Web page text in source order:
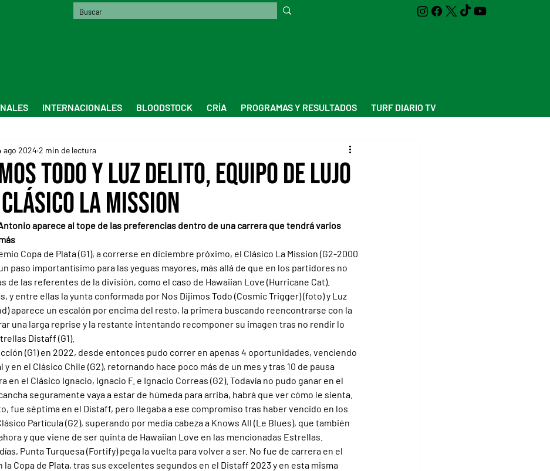
INTERNACIONALES BLOODSTOCK CRÍA PROGRAMAS Y RESULTADOS TURF DIARIO TV
Todo y Luz Delito, equipo de lujo
La Mission
ago 2024 2 min de lectura
aparece al tope de las preferencias dentro de una carrera que tendrá varios
Copa de Plata (G1), a correrse en diciembre próximo, el Clásico La Mission (G2-2000
paso importantísimo para las yeguas mayores, más allá de que en los partidores no
de las referentes de la división, como el caso de Hawaiian Love (Hurricane Cat).
y entre ellas la yunta conformada por Nos Dijimos Todo (Cosmic Trigger) (foto) y Luz
aparece un escalón por encima del resto, la primera buscando reencontrarse con la
una larga reprise y la restante intentando recomponer su imagen tras no rendir lo
Distaff (G1).
(G1) en 2022, desde entonces pudo correr en apenas 4 oportunidades, venciendo
y en el Clásico Chile (G2), retornando hace poco más de un mes y tras 10 de pausa
en el Clásico Ignacio, Ignacio F. e Ignacio Correas (G2). Todavía no pudo ganar en el
seguramente vaya a estar de húmeda para arriba, habrá que ver cómo le sienta.
fue séptima en el Distaff, pero llegaba a ese compromiso tras haber vencido en los
Partícula (G2), superando por media cabeza a Knows All (Le Blues), que también
y que viene de ser quinta de Hawaiian Love en las mencionadas Estrellas.
Punta Turquesa (Fortify) pega la vuelta para volver a ser. No fue de carrera en el
la Copa de Plata, tras sus excelentes segundos en el Distaff 2023 y en esta misma